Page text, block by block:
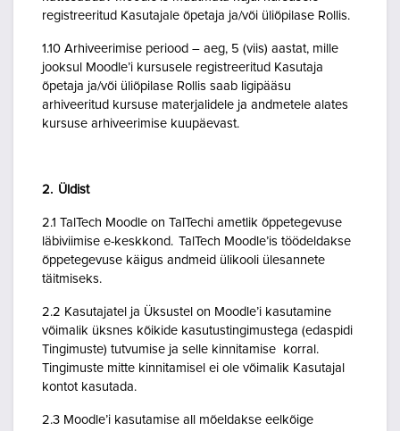
registreeritud Kasutajale õpetaja ja/või üliõpilase Rollis.
1.10 Arhiveerimise periood – aeg, 5 (viis) aastat, mille
jooksul Moodle’i kursusele registreeritud Kasutaja
õpetaja ja/või üliõpilase Rollis saab ligipääsu
arhiveeritud kursuse materjalidele ja andmetele alates
kursuse arhiveerimise kuupäevast.
2. Üldist
2.1 TalTech Moodle on TalTechi ametlik õppetegevuse
läbiviimise e-keskkond. TalTech Moodle’is töödeldakse
õppetegevuse käigus andmeid ülikooli ülesannete
täitmiseks.
2.2 Kasutajatel ja Üksustel on Moodle’i kasutamine
võimalik üksnes kõikide kasutustingimustega (edaspidi
Tingimuste) tutvumise ja selle kinnitamise korral.
Tingimuste mitte kinnitamisel ei ole võimalik Kasutajal
kontot kasutada.
2.3 Moodle’i kasutamise all mõeldakse eelkõige